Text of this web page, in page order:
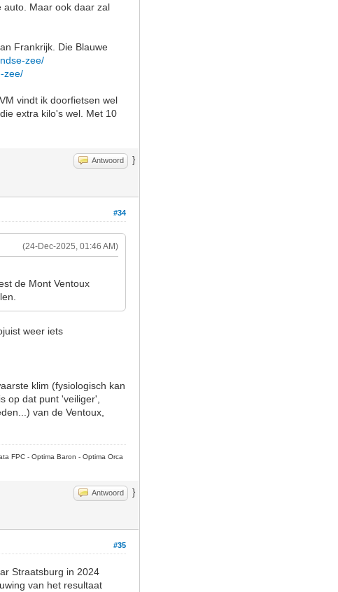
auto. Maar ook daar zal
Frankrijk. Die Blauwe
zee/
zee/
vindt ik doorfietsen wel
extra kilo's wel. Met 10
Antwoord }
#34
(24-Dec-2025, 01:46 AM)
de Mont Ventoux
weer iets
klim (fysiologisch kan
op dat punt 'veiliger',
van de Ventoux,
FPC - Optima Baron - Optima Orca
Antwoord }
#35
Straatsburg in 2024
van het resultaat